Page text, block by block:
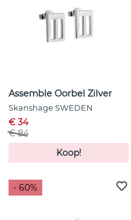
Assemble Oorbel Zilver
Skanshage SWEDEN
€ 34
€ 84
Koop!
- 60%